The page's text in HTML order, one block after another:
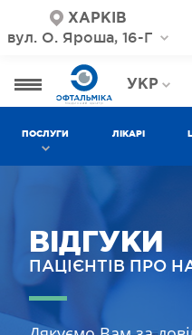
ХАРКІВ
вул. О. Яроша, 16-Г
УКР
РОС
ПОСЛУГИ ЛІКАРІ
ВІДГУКИ
ПАЦІЄНТІВ ПРО